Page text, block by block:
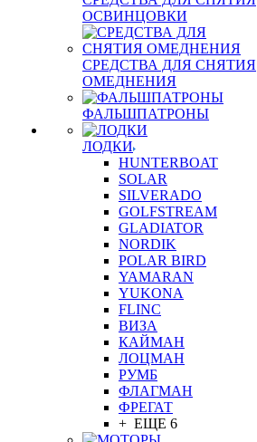
ОСВИНЦОВКИ
СРЕДСТВА ДЛЯ СНЯТИЯ
ОМЕДНЕНИЯ
ФАЛЬШПАТРОНЫ
ЛОДКИ
HUNTERBOAT
SOLAR
SILVERADO
GOLFSTREAM
GLADIATOR
NORDIK
POLAR BIRD
YAMARAN
YUKONA
FLINC
ВИЗА
КАЙМАН
ЛОЦМАН
РУМБ
ФЛАГМАН
ФРЕГАТ
+ ЕЩЕ 6